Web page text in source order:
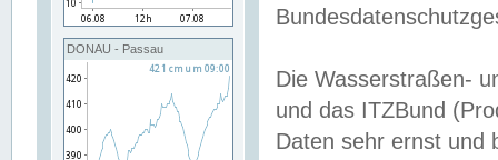
DONAU - Passau
Die Wasserstraßen-
und das ITZBund
Daten sehr ernst und